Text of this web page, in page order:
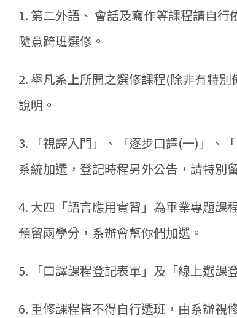
1. 第二外語、 會話及寫作等課程請自
隨意跨班選修。
2. 舉凡系上所開之選修課程(除非有特
說明。
3. 「視譯入門」、「逐步口譯(一)」、
系統加選，登記時程另外公告，請特別
4. 大四「語言應用實習」為畢業專題課
預留兩學分，系辦會幫你們加選。
5. 「口譯課程登記表單」及「線上選課
6. 重修課程皆不得自行選班，由系辦視